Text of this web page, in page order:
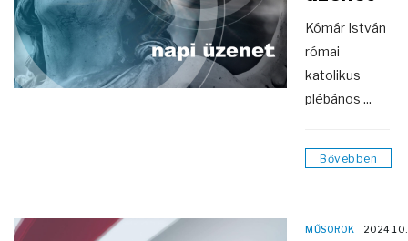
Kómár István
római
katolikus
plébános ...
Bővebben
MŰSOROK